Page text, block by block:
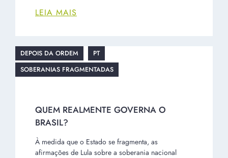
LEIA MAIS
DEPOIS DA ORDEM
PT
SOBERANIAS FRAGMENTADAS
QUEM REALMENTE GOVERNA O
BRASIL?
À medida que o Estado se fragmenta, as
afirmações de Lula sobre a soberania nacional